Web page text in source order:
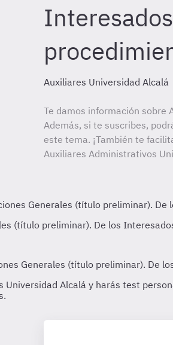
Auxiliares Universidad Alcalá
Te damos información sobre
Además, si te suscribes,
este tema. ¡También te
Auxiliares Administrativos